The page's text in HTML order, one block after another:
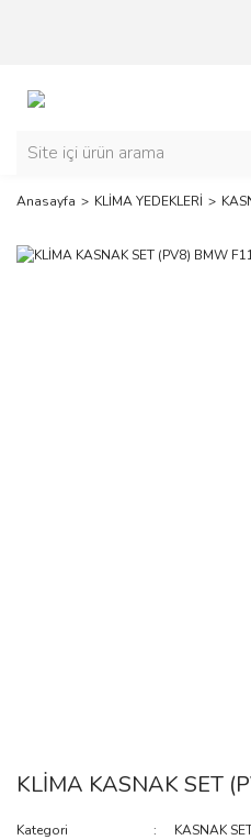
Anasayfa KLİMA YEDEKLERİ
KLİMA KASNAK SET
Kategori
KASNAK